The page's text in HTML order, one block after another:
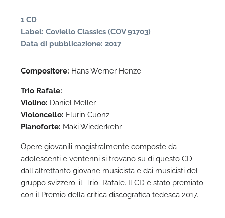
1 CD
Label: Coviello Classics (COV 91703)
Data di pubblicazione: 2017
Compositore: Hans Werner Henze
Trio Rafale:
Violino: Daniel Meller
Violoncello: Flurin Cuonz
Pianoforte: Maki Wiederkehr
Opere giovanili magistralmente composte da
adolescenti e ventenni si trovano su di questo CD
dall'altrettanto giovane musicista e dai musicisti del
gruppo svizzero. il 'Trio Rafale. Il CD è stato premiato
con il Premio della critica discografica tedesca 2017.